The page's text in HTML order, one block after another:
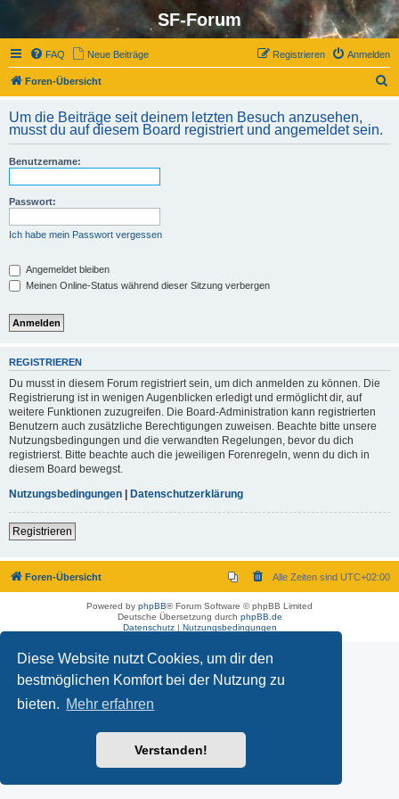
Diese Website nutzt Cookies, um dir den
bestmöglichen Komfort bei der Nutzung zu
bieten. Mehr erfahren
Verstanden!
SF-Forum
FAQ Neue Beiträge Anmelden
Registrieren
Foren-Übersicht
h
Um die Beiträge seit deinem letzten Besuch anzusehen,
musst du auf diesem Board registriert und angemeldet sein.
Benutzername:
Passwort:
Ich habe mein Passwort vergessen
Angemeldet bleiben
Meinen Online-Status während dieser Sitzung verbergen
REGISTRIEREN
Du musst in diesem Forum registriert sein, um dich anmelden zu können. Die
Registrierung ist in wenigen Augenblicken erledigt und ermöglicht dir, auf
weitere Funktionen zuzugreifen. Die Board-Administration kann registrierten
Benutzern auch zusätzliche Berechtigungen zuweisen. Beachte bitte unsere
Nutzungsbedingungen und die verwandten Regelungen, bevor du dich
registrierst. Bitte beachte auch die jeweiligen Forenregeln, wenn du dich in
diesem Board bewegst.
Nutzungsbedingungen | Datenschutzerklärung
Registrieren
Foren-Übersicht Alle Zeiten sind UTC+02:00
Powered by phpBB® Forum Software © phpBB Limited
Deutsche Übersetzung durch phpBB.de
Datenschutz| Nutzungsbedingungen